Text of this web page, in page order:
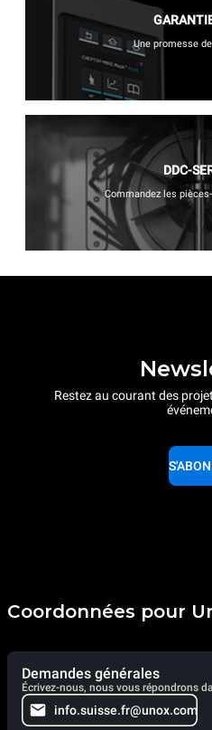
Une promesse
DDC-
Commandez les
Restez au courant des
Coordonnées pour
Demandes générales
Écrivez-nous, nous vous répondrons
info.suisse.fr@unox.com